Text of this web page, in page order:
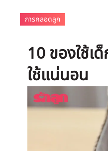
การคลอดลูก
10 ของใช้เ
ใช้แน่นอน